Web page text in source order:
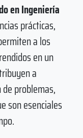
en Ingeniería
prácticas,
a los
en un
a
problemas,
son esenciales